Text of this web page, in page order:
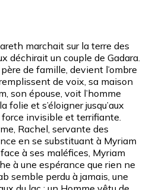
marchait sur la terre des
déchirait un couple de Gadara.
de famille, devient l’ombre
de voix, sa maison
son épouse, voit l’homme
folie et s’éloigner jusqu’aux
force invisible et terrifiante.
Rachel, servante des
en se substituant à Myriam
à ses maléfices, Myriam
à une espérance que rien ne
semble perdu à jamais, une